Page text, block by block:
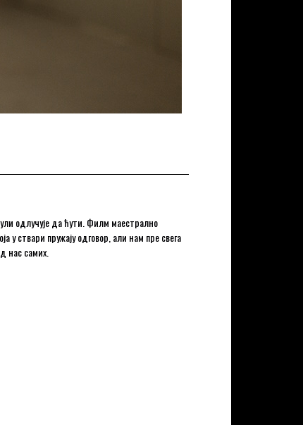
одлучује да ћути. Филм маестрално
у ствари пружају одговор, али нам пре свега
нас самих.